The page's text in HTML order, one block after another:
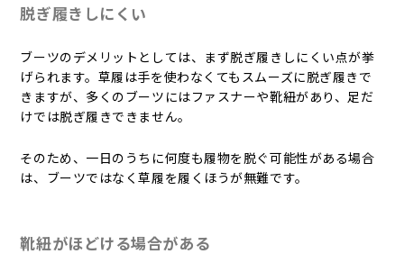
脱ぎ履きしにくい
ブーツのデメリットとしては、まず脱ぎ履きしにくい点が挙
げられます。草履は手を使わなくてもスムーズに脱ぎ履きで
きますが、多くのブーツにはファスナーや靴紐があり、足だ
けでは脱ぎ履きできません。
そのため、一日のうちに何度も履物を脱ぐ可能性がある場合
は、ブーツではなく草履を履くほうが無難です。
靴紐がほどける場合がある